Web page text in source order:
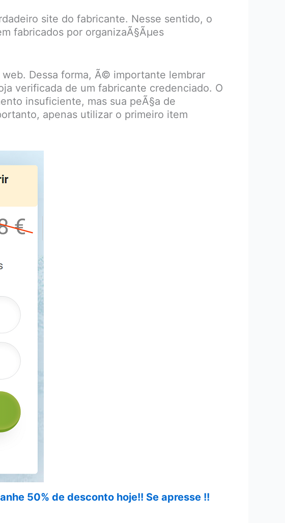
site do fabricante. Nesse sentido, o
fabricados por organizaÃ§Ãµes
Dessa forma, Ã© importante lembrar
verificada de um fabricante credenciado. O
insuficiente, mas sua peÃ§a de
apenas utilizar o primeiro item
50% de desconto hoje!! Se apresse !!